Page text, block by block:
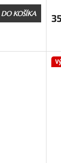
DO KOŠÍKA